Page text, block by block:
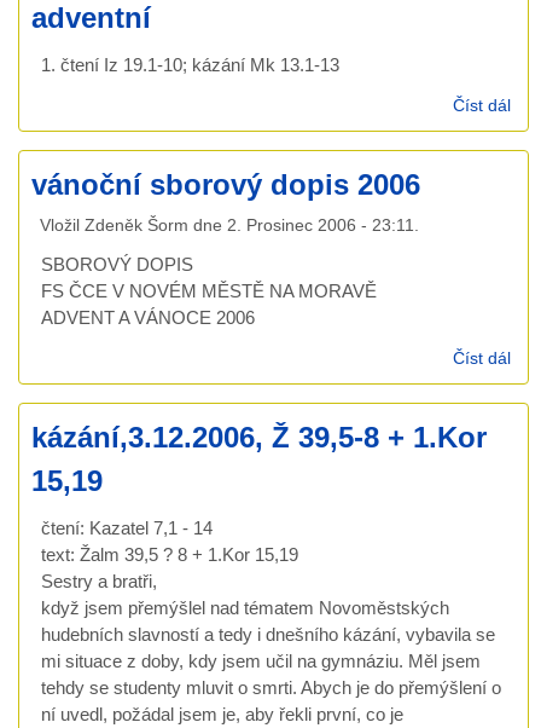
adventní
1. čtení Iz 19.1-10; kázání Mk 13.1-13
Číst dál
vánoční sborový dopis 2006
Vložil Zdeněk Šorm dne 2. Prosinec 2006 - 23:11
SBOROVÝ DOPIS
FS ČCE V NOVÉM MĚSTĚ NA MORAVĚ
ADVENT A VÁNOCE 2006
Číst dál
kázání,3.12.2006, Ž 39,5-8 + 1.Kor
15,19
čtení: Kazatel 7,1 - 14
text: Žalm 39,5 ? 8 + 1.Kor 15,19
Sestry a bratři,
když jsem přemýšlel nad tématem Novoměstských
hudebních slavností a tedy i dnešního kázání, vybavila se
mi situace z doby, kdy jsem učil na gymnáziu. Měl jsem
tehdy se studenty mluvit o smrti. Abych je do přemýšlení o
ní uvedl, požádal jsem je, aby řekli první, co je